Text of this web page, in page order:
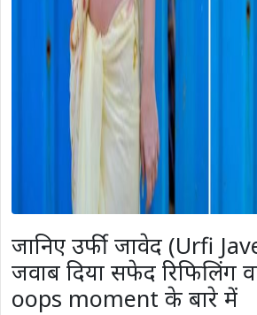
जानिए उर्फी जावेद (Urfi
जवाब दिया सफेद रिफिलिंग
oops moment के बारे में